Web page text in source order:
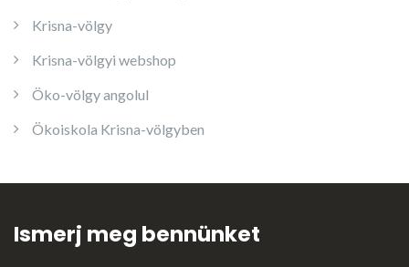
Krisna-völgy
Krisna-völgyi webshop
Öko-völgy angolul
Ökoiskola Krisna-völgyben
Ismerj meg bennünket